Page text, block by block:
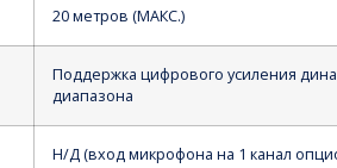
20 метров (МАКС.)
Поддержка цифрового усиления
диапазона
Н/Д (вход микрофона на 1 канал